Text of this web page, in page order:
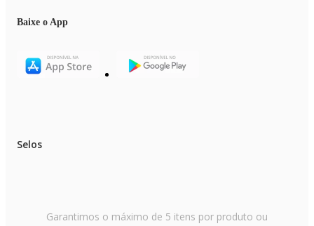
Baixe o App
Selos
Garantimos o máximo de 5 itens por produto ou